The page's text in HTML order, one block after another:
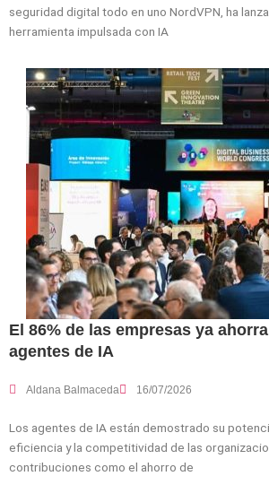
seguridad digital todo en uno NordVPN, ha
herramienta impulsada con IA
El 86% de las empresas ya
agentes de IA
Aldana Balmaceda 16/07/2026
Los agentes de IA están demostrado su
eficiencia y la competitividad de las
contribuciones como el ahorro de